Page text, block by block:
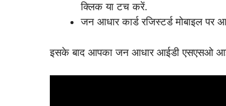
क्लिक या टच करें.
जन आधार कार्ड रजिस्टर्ड मोबाइल पर
इसके बाद आपका जन आधार आईडी एसएसओ